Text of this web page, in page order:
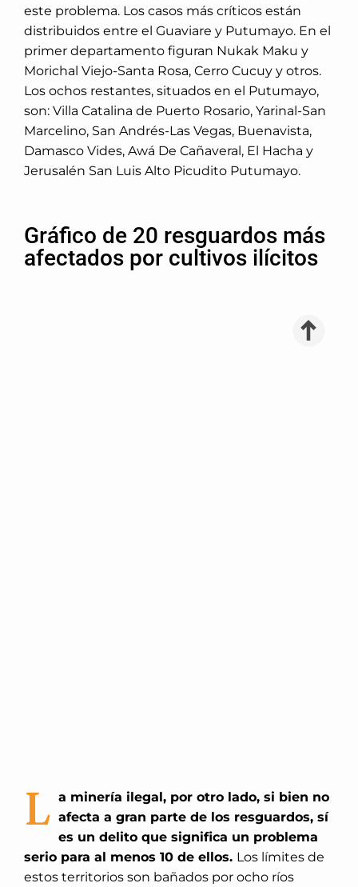
este problema. Los casos más críticos están
distribuidos entre el Guaviare y Putumayo. En el
primer departamento figuran Nukak Maku y
Morichal Viejo-Santa Rosa, Cerro Cucuy y otros.
Los ochos restantes, situados en el Putumayo,
son: Villa Catalina de Puerto Rosario, Yarinal-San
Marcelino, San Andrés-Las Vegas, Buenavista,
Damasco Vides, Awá De Cañaveral, El Hacha y
Jerusalén San Luis Alto Picudito Putumayo.
Gráfico de 20 resguardos más
afectados por cultivos ilícitos
L a minería ilegal, por otro lado, si bien no
afecta a gran parte de los resguardos, sí
es un delito que significa un problema
serio para al menos 10 de ellos. Los límites de
estos territorios son bañados por ocho ríos